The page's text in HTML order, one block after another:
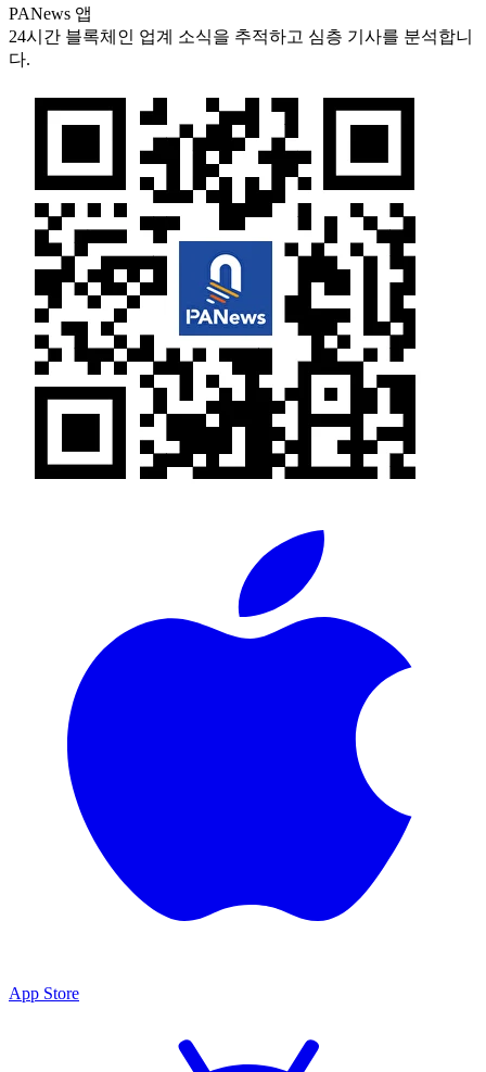
PANews 앱
24시간 블록체인 업계 소식을 추적하고 심층 기사를 분석합니
다.
App Store